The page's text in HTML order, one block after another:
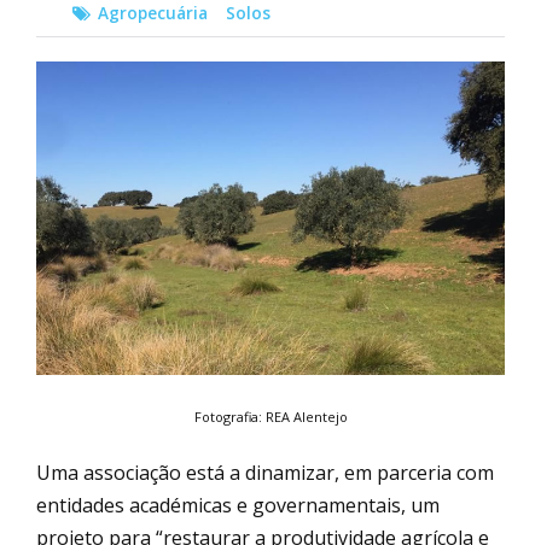
Agropecuária
Solos
Fotografia: REA Alentejo
Uma associação está a dinamizar, em parceria com
entidades académicas e governamentais, um
projeto para “restaurar a produtividade agrícola e